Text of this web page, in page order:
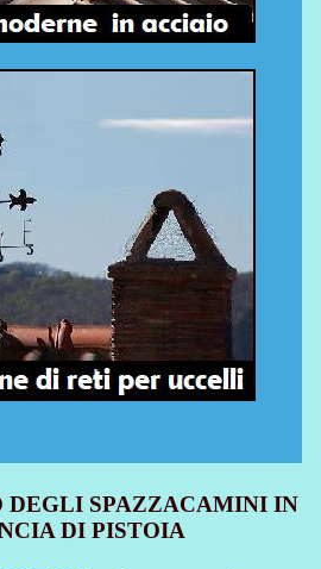
DEGLI SPAZZACAMINI IN
DI PISTOIA